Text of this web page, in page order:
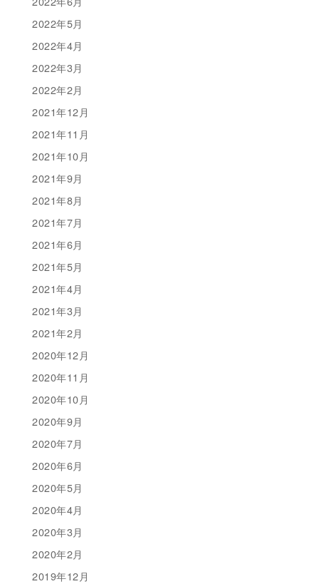
2022年5月
2022年4月
2022年3月
2022年2月
2021年12月
2021年11月
2021年10月
2021年9月
2021年8月
2021年7月
2021年6月
2021年5月
2021年4月
2021年3月
2021年2月
2020年12月
2020年11月
2020年10月
2020年9月
2020年7月
2020年6月
2020年5月
2020年4月
2020年3月
2020年2月
2019年12月